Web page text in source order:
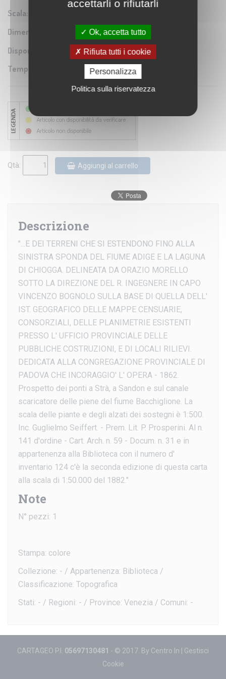
Scala:
Dimensioni: 51x34 cm
Disponibilità:
Tempo di spedizione:
5-7 gg
Qtà: Aggiungi al carrello
Descrizione
"...E DEI TERRENI CHE SI ESTENDONO FINO ALLA
SINISTRA SPONDA DEL FIUME ADIGE E LA LAGUNA
DI CHIOGGA. DELINEATA DA ORAZIO MORELLO
SOTTO LA DIREZIONE DEL R. INGEGNERE IN CAPO
VINCENZO BOGNOLO SULLA BASE DI QUELLA DELL'
IST. GEOGRAFICO DELLE MAPPE CENSUARIE,
CONSORZIALI, DELLE PLANIMETRIE ESISTENTI
PRESSO L' UFFICIO PROVINCIALE DELLE
PUBBLICHE COSTRUZIONI, E DI LOCALI RILIEVI.
DEDICATA ALLA CONGREGAZIONE PROVINCIALE DI
PADOVA CHE INCORAGGIO' L' OPERA - 1862.
Prospetto dei ponti a Strà, a Sandon e sul canale
scaricatore delle piene del fiume Bacchiglione. La
scala delle piante e degli alzati dei sostegni è 1:500.
Inc. Guglielmo Seiffert. - Prem. Lit. P. Prosperini. Al n.
141 d'ordine - Cart. Arch. n. 59 - Docum. n. 31 e in
appartenenza alla Biblioteca con il numero d'
inventario 124 c'è la seconda edizione di questa carta
alla scala di 1:50.000 del 1882."
Note
N° pezzi: 1
Stampa: colore
Collezione: - / Appartenenza: Biblioteca /
Classificazione: Topografica
Stati: - / Regioni: - / Province: Venezia / Comuni: -
CARTAGEO P.I. 05697130481 - © 2017. By Centro In
Gestisci
Cookie
accettarli o rifiutarli
Ok, accetta tutto
Rifiuta tutti i cookie
Personalizza
Politica sulla riservatezza